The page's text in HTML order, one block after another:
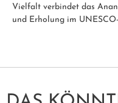
Vielfalt verbindet das
und Erholung im